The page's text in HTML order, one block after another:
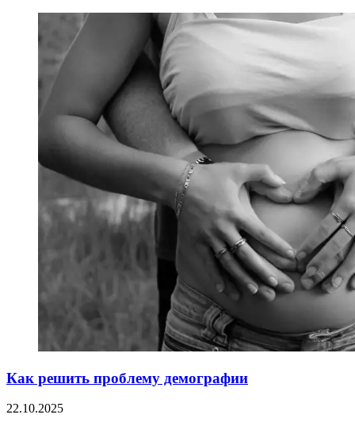
Как решить проблему демографии
22.10.2025